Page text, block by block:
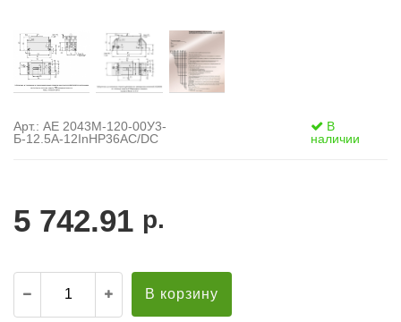
Арт.: АЕ 2043М-120-00У3-
Б-12.5А-12InНР36AC/DC
В
наличии
5 742.91 р.
В корзину